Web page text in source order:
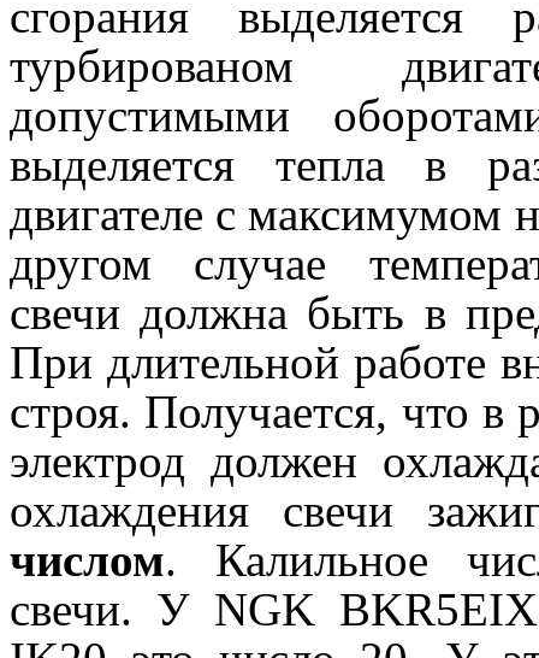
сгорания выделяется
турбированом
допустимыми
выделяется тепла в
двигателе с максимумом
другом случае
свечи должна быть в
При длительной работе
строя. Получается, что в
электрод должен
охлаждения свечи
числом. Калильное
свечи. У NGK